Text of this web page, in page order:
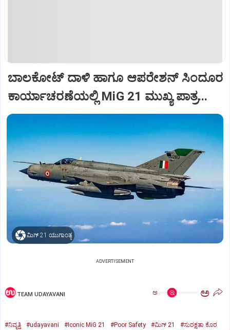
ಬಾಲಕೋಟ್‌ ದಾಳಿ ಹಾಗೂ ಆಪರೇಶನ್‌ ಸಿಂದೂರ
ಕಾರ್ಯಾಚರಣೆಯಲ್ಲಿ MiG 21 ಮುಖ್ಯ ಪಾತ್ರ...
ಮಿಗ್‌ 21 ಯುಗಾಂತ್ಯ
ADVERTISEMENT
TEAM UDAYAVANI ಅ ಅ
#ನಿವೃತ್ತಿ #udayavani #Iconic MiG 21 #Poor Safety #ಮಿಗ್‌ 21
#ಸುರಕ್ಷತಾ ಕೊರ